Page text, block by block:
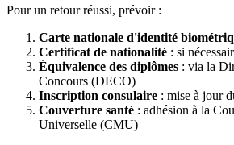
Pour un retour réussi, prévoir :
Carte nationale d'identité
Certificat de nationalité : si
Équivalence des diplômes : via la
Concours (DECO)
Inscription consulaire : mise à jour
Couverture santé : adhésion à la
Universelle (CMU)